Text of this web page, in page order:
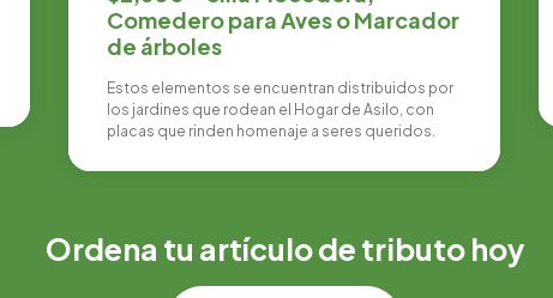
Comedero para Aves o Marcador
de árboles
Estos elementos se encuentran distribuidos por
los jardines que rodean el Hogar de Asilo, con
placas que rinden homenaje a seres queridos.
Ordena tu artículo de tributo hoy